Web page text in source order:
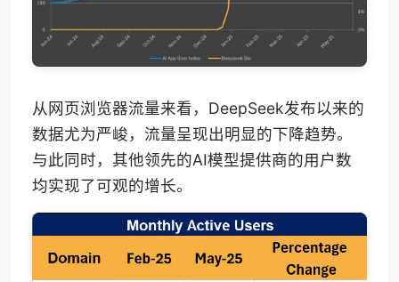
从网页浏览器流量来看，DeepSeek发布以来的
数据尤为严峻，流量呈现出明显的下降趋势。
与此同时，其他领先的AI模型提供商的用户数
均实现了可观的增长。